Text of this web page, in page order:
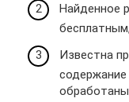
Найденное
Известна